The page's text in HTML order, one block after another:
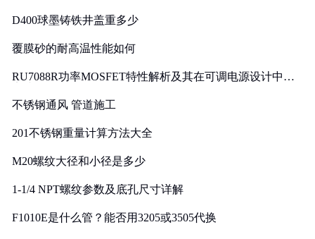
D400球墨铸铁井盖重多少
覆膜砂的耐高温性能如何
RU7088R功率MOSFET特性解析及其在可调电源设计中的
不锈钢通风 管道施工
201不锈钢重量计算方法大全
M20螺纹大径和小径是多少
1-1/4 NPT螺纹参数及底孔尺寸详解
F1010E是什么管？能否用3205或3505代换